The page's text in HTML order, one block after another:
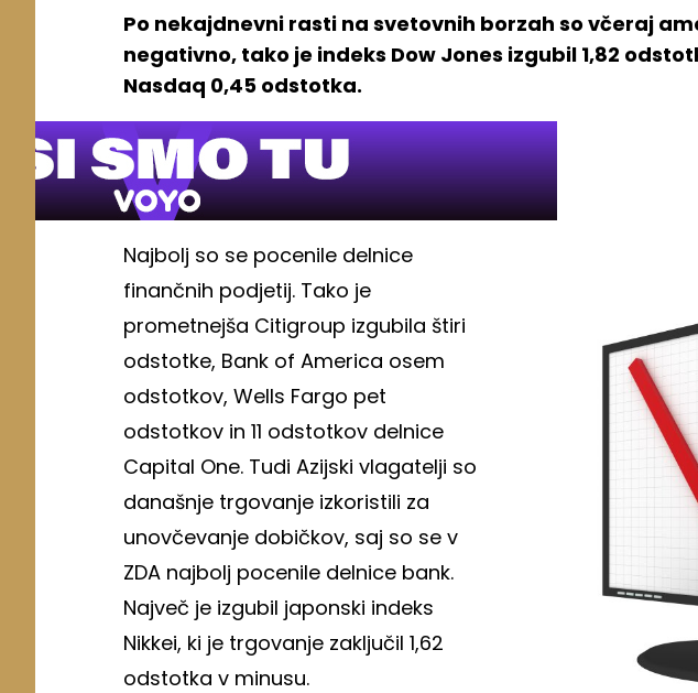
Po nekajdnevni rasti na svetovnih borzah so včeraj
negativno, tako je indeks Dow Jones izgubil 1,82
Nasdaq 0,45 odstotka.
Najbolj so se pocenile delnice
finančnih podjetij. Tako je
prometnejša Citigroup izgubila štiri
odstotke, Bank of America osem
odstotkov, Wells Fargo pet
odstotkov in 11 odstotkov delnice
Capital One. Tudi Azijski vlagatelji so
današnje trgovanje izkoristili za
unovčevanje dobičkov, saj so se v
ZDA najbolj pocenile delnice bank.
Največ je izgubil japonski indeks
Nikkei, ki je trgovanje zaključil 1,62
odstotka v minusu.